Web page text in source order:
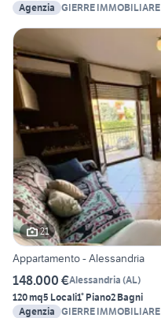
Agenzia GIERRE IMMOBILIARE
21
Appartamento - Alessandria
148.000 €Alessandria (AL)
120 mq5 Locali1° Piano2 Bagni
Agenzia GIERRE IMMOBILIARE